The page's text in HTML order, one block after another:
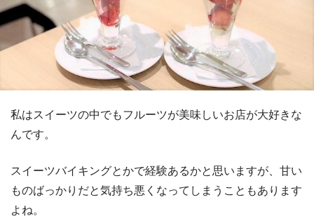
私はスイーツの中でもフルーツが美味しいお店が大好きな
んです。
スイーツバイキングとかで経験あるかと思いますが、甘い
ものばっかりだと気持ち悪くなってしまうこともあります
よね。